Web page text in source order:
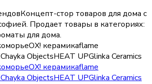
Концепт-стор товаров для дома с
Продает товары в категориях:
для дома.
ОХ! керамикаflame
Chayka ObjectsHEAT UPGlinka Ceramics
ОХ! керамикаflame
Chayka ObjectsHEAT UPGlinka Ceramics